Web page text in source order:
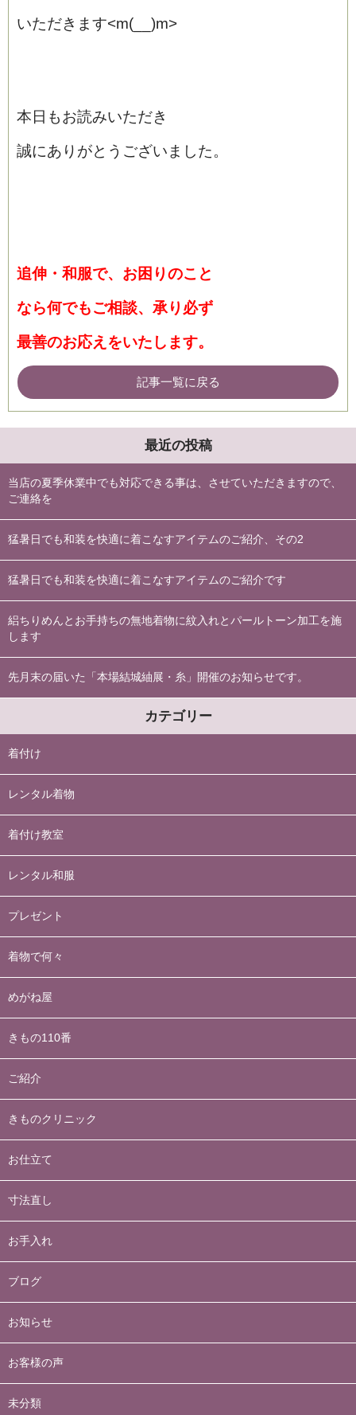
いただきます<m(__)m>
本日もお読みいただき
誠にありがとうございました。
追伸・和服で、お困りのこと
なら何でもご相談、承り必ず
最善のお応えをいたします。
記事一覧に戻る
最近の投稿
当店の夏季休業中でも対応できる事は、させていただきますので、
ご連絡を
猛暑日でも和装を快適に着こなすアイテムのご紹介、その2
猛暑日でも和装を快適に着こなすアイテムのご紹介です
絽ちりめんとお手持ちの無地着物に紋入れとパールトーン加工を施
します
先月末の届いた「本場結城紬展・糸」開催のお知らせです。
カテゴリー
着付け
レンタル着物
着付け教室
レンタル和服
プレゼント
着物で何々
めがね屋
きもの110番
ご紹介
きものクリニック
お仕立て
寸法直し
お手入れ
ブログ
お知らせ
お客様の声
未分類